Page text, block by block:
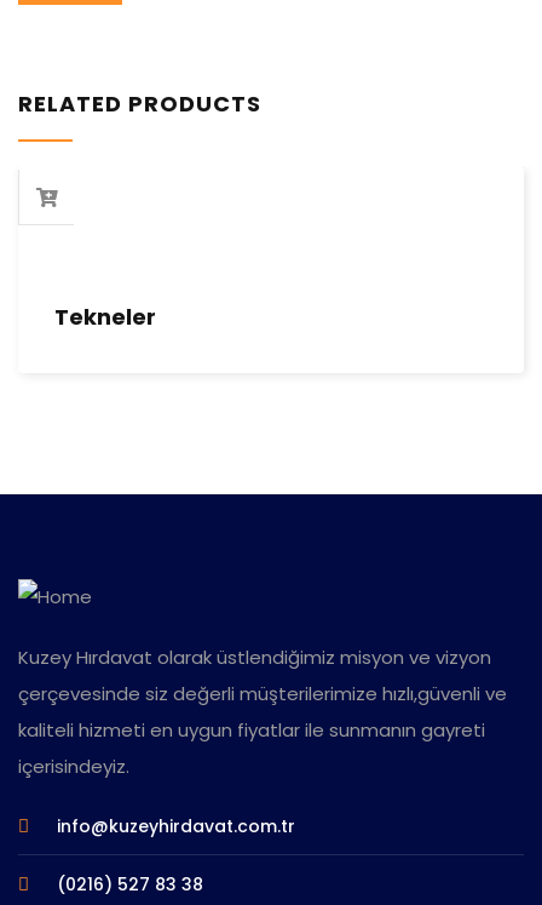
RELATED PRODUCTS
Tekneler
Kuzey Hırdavat olarak üstlendiğimiz misyon ve vizyon
çerçevesinde siz değerli müşterilerimize hızlı,güvenli ve
kaliteli hizmeti en uygun fiyatlar ile sunmanın gayreti
içerisindeyiz.
info@kuzeyhirdavat.com.tr
(0216) 527 83 38